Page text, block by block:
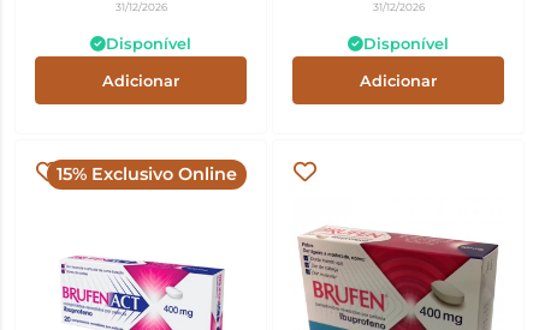
31/12/2026
Disponível
Adicionar
31/12/2026
Disponível
Adicionar
15% Exclusivo Online